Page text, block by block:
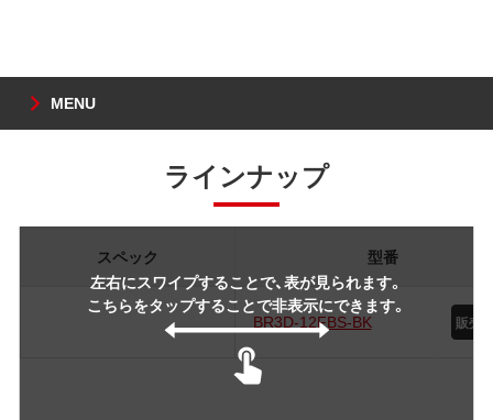
MENU
ラインナップ
左右にスワイプすることで、表が見られます。
こちらをタップすることで非表示にできます。
スペック 型番
BR3D-12FBS-BK